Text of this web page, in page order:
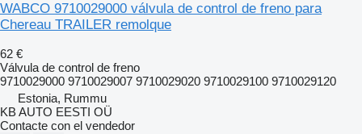
WABCO 9710029000 válvula de control de freno para
Chereau TRAILER remolque
62 €
Válvula de control de freno
9710029000 9710029007 9710029020 9710029100 9710029120
Estonia, Rummu
KB AUTO EESTI OÜ
Contacte con el vendedor